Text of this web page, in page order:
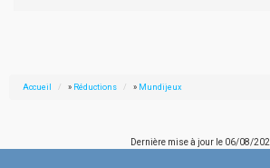
Accueil » Réductions » Mundijeux
Dernière mise à jour le 06/08/